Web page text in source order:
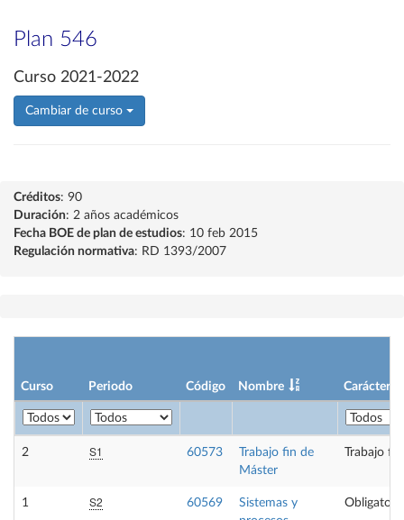
Plan 546
Curso 2021-2022
Cambiar de curso
Créditos: 90
Duración: 2 años académicos
Fecha BOE de plan de estudios: 10 feb 2015
Regulación normativa: RD 1393/2007
Curso Periodo Código Nombre Carácter
2 S1 60573
Trabajo fin de
Máster
Trabajo
1 S2 60569
Sistemas y
Obligatoria